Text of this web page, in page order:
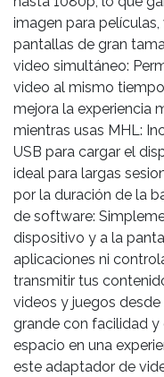
imagen para
pantallas de gran
video simultáneo:
video al mismo
mejora la experiencia
mientras usas MHL:
USB para cargar el
ideal para largas
por la duración de la
de software:
dispositivo y a la
aplicaciones ni
transmitir tus
videos y juegos
grande con facilidad y
espacio en una
este adaptador de